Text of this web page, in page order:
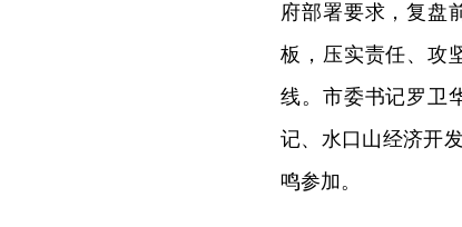
府部署要求，复盘
板，压实责任、攻
线。市委书记罗卫
记、水口山经济开
鸣参加。